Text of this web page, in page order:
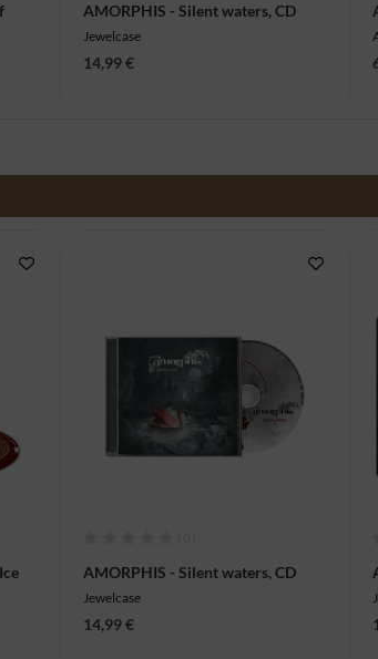
AMORPHIS - Silent waters, CD
Jewelcase
14,99 €
AMORPHIS - Silent waters, CD
Jewelcase
14,99 €